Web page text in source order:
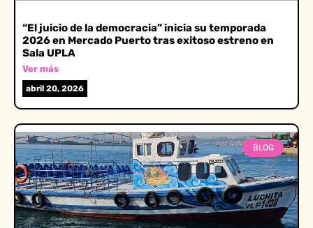
“El juicio de la democracia” inicia su temporada
2026 en Mercado Puerto tras exitoso estreno en
Sala UPLA
Ver más
abril 20, 2026
BLOG